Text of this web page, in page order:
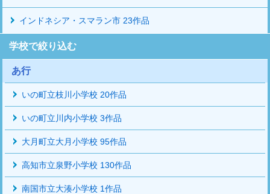
インドネシア・スマラン市 23作品
学校で絞り込む
あ行
いの町立枝川小学校 20作品
いの町立川内小学校 3作品
大月町立大月小学校 95作品
高知市立泉野小学校 130作品
南国市立大湊小学校 1作品